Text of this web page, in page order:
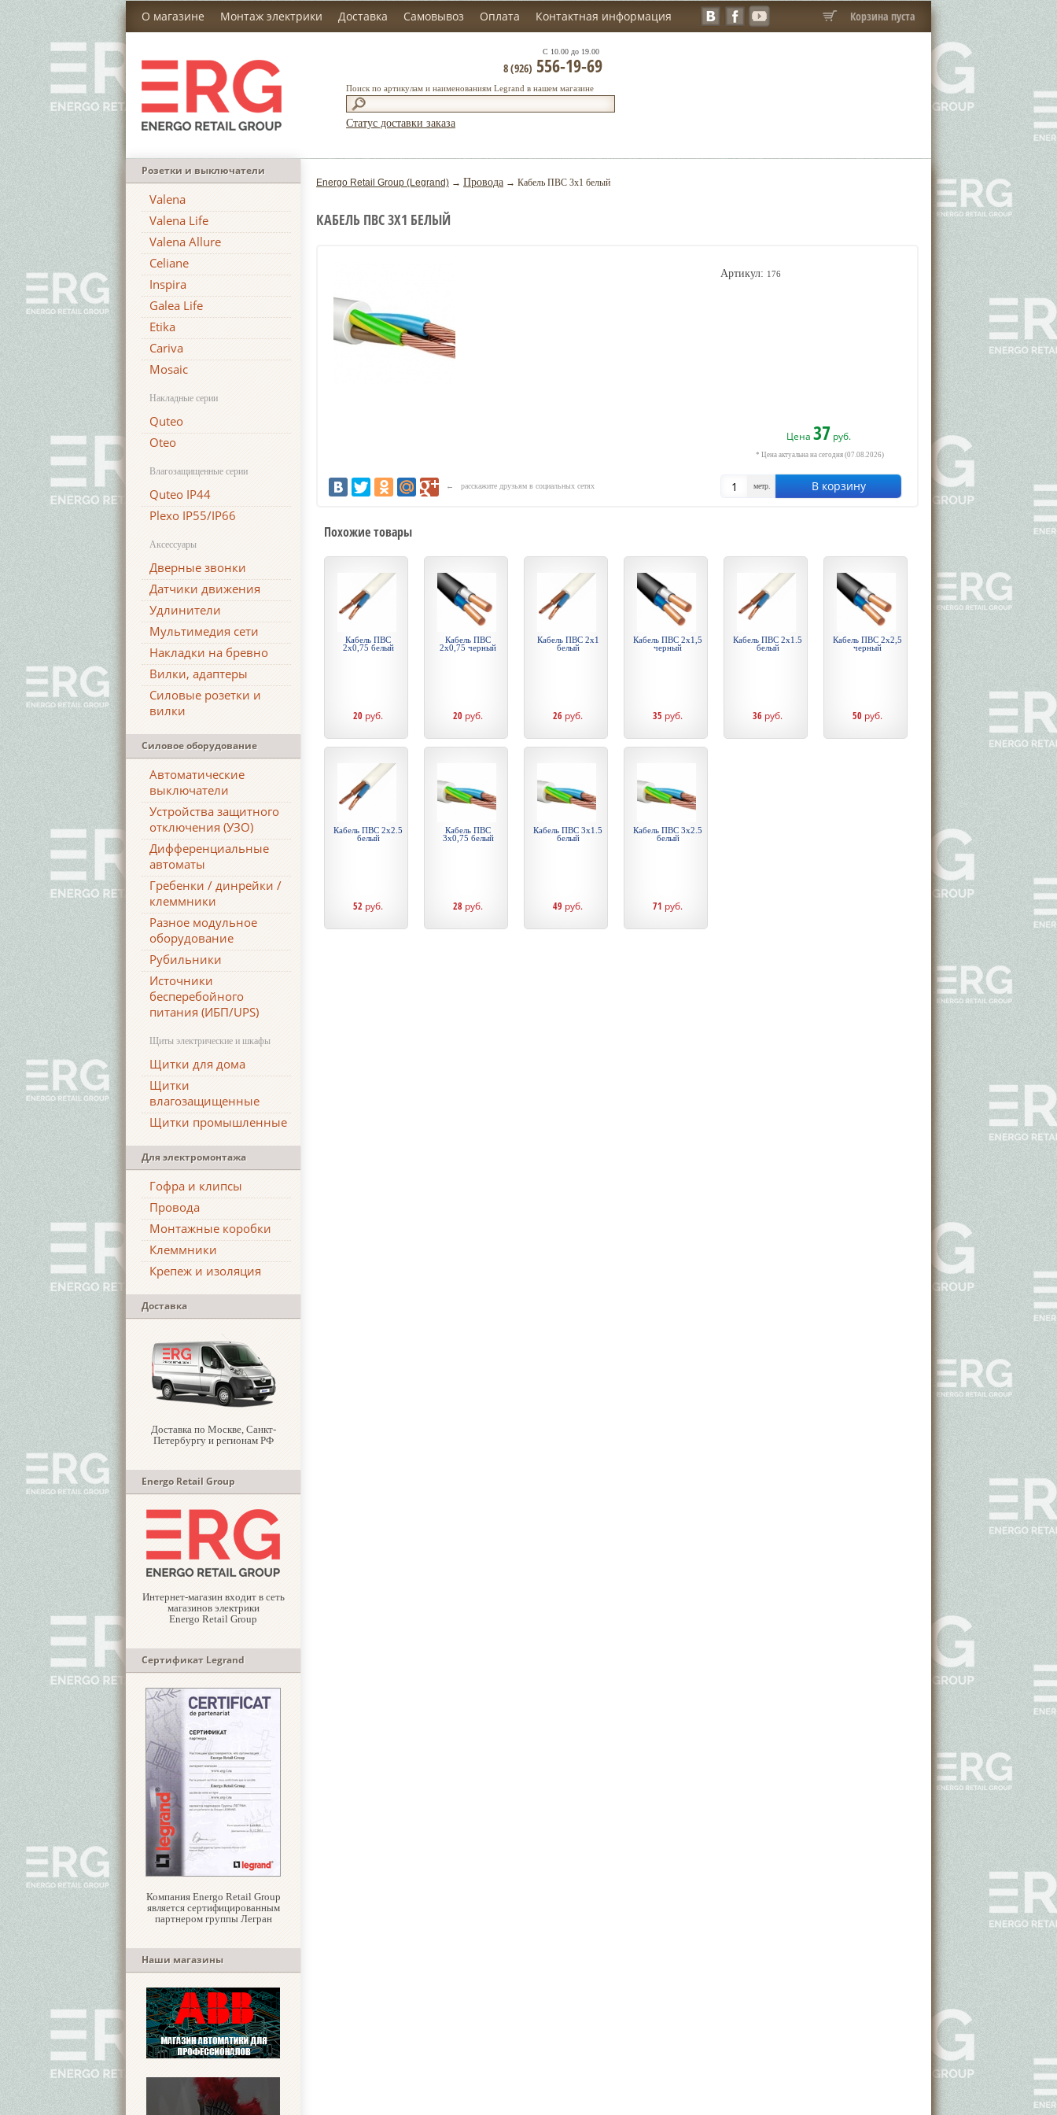
О магазине Монтаж электрики Доставка Самовывоз Оплата Контактная информация Корзина пуста
Поиск по артикулам и наименованиям Legrand в нашем магазине
С 10.00 до 19.00
8 (926) 556-19-69
Статус доставки заказа
Розетки и выключатели
Valena
Valena Life
Valena Allure
Celiane
Inspira
Galea Life
Etika
Cariva
Mosaic
Накладные серии
Quteo
Oteo
Влагозащищенные серии
Quteo IP44
Plexo IP55/IP66
Аксессуары
Дверные звонки
Датчики движения
Удлинители
Мультимедия сети
Накладки на бревно
Вилки, адаптеры
Силовые розетки и
вилки
Силовое оборудование
Автоматические
выключатели
Устройства защитного
отключения (УЗО)
Дифференциальные
автоматы
Гребенки / динрейки /
клеммники
Разное модульное
оборудование
Рубильники
Источники
бесперебойного
питания (ИБП/UPS)
Щиты электрические и шкафы
Щитки для дома
Щитки
влагозащищенные
Щитки промышленные
Для электромонтажа
Гофра и клипсы
Провода
Монтажные коробки
Клеммники
Крепеж и изоляция
Доставка
Доставка по Москве, Санкт-
Петербургу и регионам РФ
Energo Retail Group
Интернет-магазин входит в сеть
магазинов электрики
Energo Retail Group
Сертификат Legrand
Компания Energo Retail Group
является сертифицированным
партнером группы Легран
Наши магазины
Energo Retail Group (Legrand) → Провода → Кабель ПВС 3х1 белый
КАБЕЛЬ ПВС 3Х1 БЕЛЫЙ
Артикул: 176
Цена 37 руб.
* Цена актуальна на сегодня (07.08.2026)
метр. В корзину
← расскажите друзьям в социальных сетях
Похожие товары
Кабель ПВС
2х0,75 белый
20 руб.
Кабель ПВС
2х0,75 черный
20 руб.
Кабель ПВС 2х1
белый
26 руб.
Кабель ПВС 2х1,5
черный
35 руб.
Кабель ПВС 2х1.5
белый
36 руб.
Кабель ПВС 2х2,5
черный
50 руб.
Кабель ПВС 2х2.5
белый
52 руб.
Кабель ПВС
3х0,75 белый
28 руб.
Кабель ПВС 3х1.5
белый
49 руб.
Кабель ПВС 3х2.5
белый
71 руб.